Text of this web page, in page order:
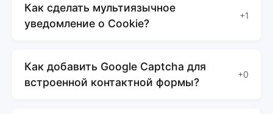
Как сделать мультиязычное
уведомление о Cookie?
+1
Как добавить Google Captcha для
встроенной контактной формы?
+0